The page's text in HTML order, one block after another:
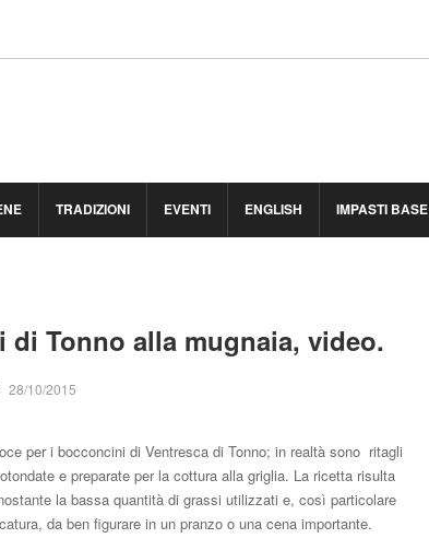
TRADIZIONI EVENTI ENGLISH IMPASTI BASE
di Tonno alla mugnaia, video.
28/10/2015
per i bocconcini di Ventresca di Tonno; in realtà sono ritagli
e preparate per la cottura alla griglia. La ricetta risulta
la bassa quantità di grassi utilizzati e, così particolare
da ben figurare in un pranzo o una cena importante.